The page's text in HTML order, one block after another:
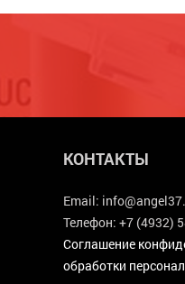
КОНТАКТЫ
Email:
Телефон: +7 (4932)
Соглашение
обработки